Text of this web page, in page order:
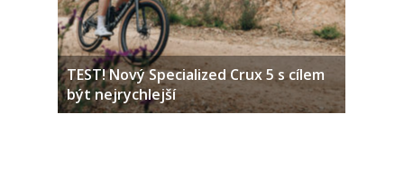
TEST! Nový Specialized Crux 5 s cílem
být nejrychlejší